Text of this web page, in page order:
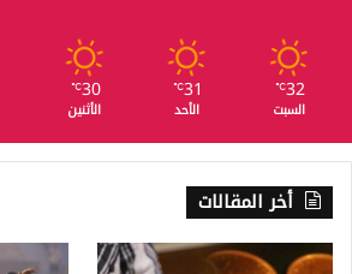
32
℃
السبت
31
℃
الأحد
30
℃
الأثنين
أخر المقالات